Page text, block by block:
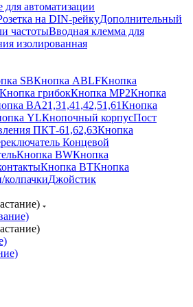
для автоматизации
на DIN-рейкуДополнительный
частотыВводная клемма для
изолированная
SBКнопка ABLFКнопка
Кнопка грибокКнопка MP2Кнопка
BA21,31,41,42,51,61Кнопка
YLКнопочный корпусПост
ПКТ-61,62,63Кнопка
Концевой
Кнопка BWКнопка
Кнопка BTКнопка
Джойстик